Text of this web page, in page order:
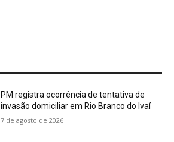
PM registra ocorrência de tentativa de
invasão domiciliar em Rio Branco do Ivaí
7 de agosto de 2026